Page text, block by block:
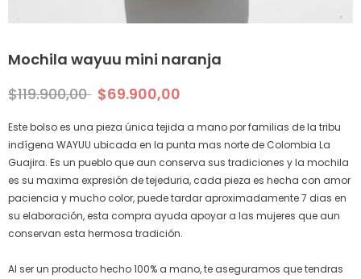
Mochila wayuu mini naranja
$119.900,00 $69.900,00
Este bolso es una pieza única tejida a mano por familias de la tribu
indígena WAYUU ubicada en la punta mas norte de Colombia La
Guajira. Es un pueblo que aun conserva sus tradiciones y la mochila
es su maxima expresión de tejeduria, cada pieza es hecha con amor
paciencia y mucho color, puede tardar aproximadamente 7 dias en
su elaboración, esta compra ayuda apoyar a las mujeres que aun
conservan esta hermosa tradición.
Al ser un producto hecho 100% a mano, te aseguramos que tendras